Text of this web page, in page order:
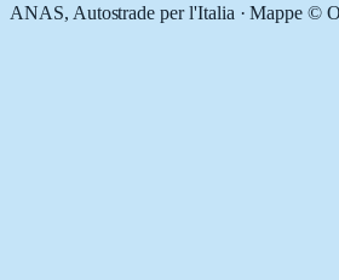
ANAS, Autostrade per l'Italia · Mappe ©